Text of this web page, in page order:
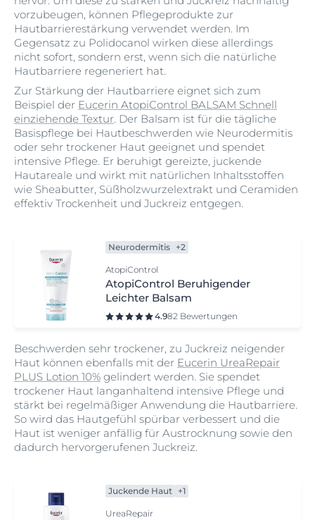
vorzubeugen, können Pflegeprodukte zur
Hautbarrierestärkung verwendet werden. Im
Gegensatz zu Polidocanol wirken diese allerdings
nicht sofort, sondern erst, wenn sich die natürliche
Hautbarriere regeneriert hat.
Zur Stärkung der Hautbarriere eignet sich zum
Beispiel der Eucerin AtopiControl BALSAM Schnell
einziehende Textur. Der Balsam ist für die tägliche
Basispflege bei Hautbeschwerden wie Neurodermitis
oder sehr trockener Haut geeignet und spendet
intensive Pflege. Er beruhigt gereizte, juckende
Hautareale und wirkt mit natürlichen Inhaltsstoffen
wie Sheabutter, Süßholzwurzelextrakt und Ceramiden
effektiv Trockenheit und Juckreiz entgegen.
Neurodermitis +2
AtopiControl
AtopiControl Beruhigender
Leichter Balsam
4.982 Bewertungen
Beschwerden sehr trockener, zu Juckreiz neigender
Haut können ebenfalls mit der Eucerin UreaRepair
PLUS Lotion 10% gelindert werden. Sie spendet
trockener Haut langanhaltend intensive Pflege und
stärkt bei regelmäßiger Anwendung die Hautbarriere.
So wird das Hautgefühl spürbar verbessert und die
Haut ist weniger anfällig für Austrocknung sowie den
dadurch hervorgerufenen Juckreiz.
Juckende Haut +1
UreaRepair